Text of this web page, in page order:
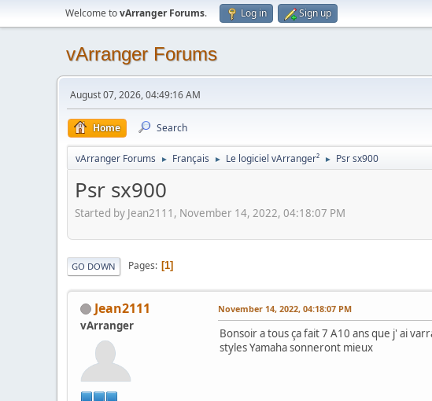
Welcome tovArranger Forums. Log in Sign up
vArranger Forums
August 07, 2026, 04:49:16 AM
Home Search
vArranger Forums ► Français ► Le logiciel vArranger² ► Psr sx900
Psr sx900
Started by Jean2111, November 14, 2022, 04:18:07 PM
GO DOWN Pages 1
Jean2111
vArranger
November 14, 2022, 04:18:07 PM
Bonsoir a tous ça fait 7 A10 ans que j' ai
styles Yamaha sonneront mieux